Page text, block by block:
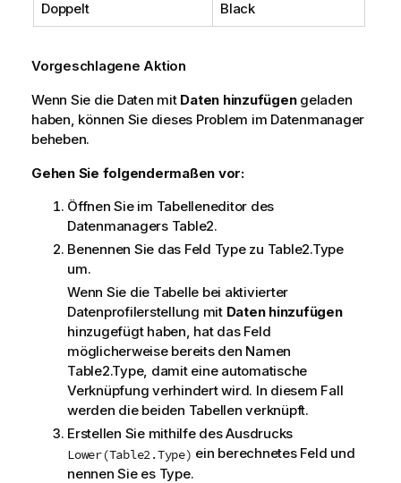
Doppelt Black
Vorgeschlagene Aktion
Wenn Sie die Daten mit Daten hinzufügengeladen
haben, können Sie dieses Problem im Datenmanager
beheben.
Gehen Sie folgendermaßen vor:
Öffnen Sie im Tabelleneditor des
Datenmanagers Table2.
Benennen Sie das Feld Typezu Table2.Type
um.
Wenn Sie die Tabelle bei aktivierter
Datenprofilerstellung mit Daten hinzufügen
hinzugefügt haben, hat das Feld
möglicherweise bereits den Namen
Table2.Type, damit eine automatische
Verknüpfung verhindert wird. In diesem Fall
werden die beiden Tabellen verknüpft.
Erstellen Sie mithilfe des Ausdrucks
Lower(Table2.Type) ein berechnetes Feld und
nennen Sie es Type.